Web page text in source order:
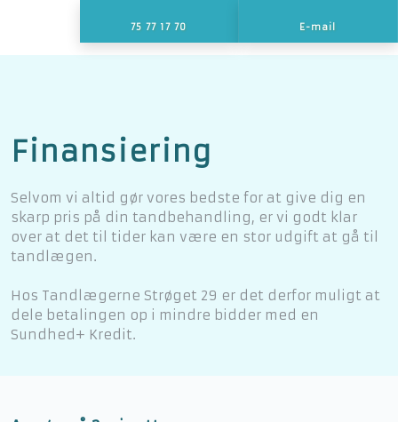
75 77 17 70 E-mail
Finansiering​
​Selvom vi altid gør vores bedste for at give dig en
skarp pris på din tandbehandling, er vi godt klar
over at det til tider kan være en stor udgift at gå til
tandlægen.
Hos Tandlægerne Strøget 29 er det derfor muligt at
dele betalingen op i mindre bidder med en
Sundhed+ Kredit.